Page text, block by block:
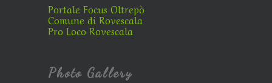
Portale Focus Oltrepò
Comune di Rovescala
Pro Loco Rovescala
Photo Gallery